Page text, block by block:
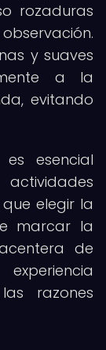
rozaduras
y suaves
a la
evitando
esencial
elegir la
marcar la
de
razones